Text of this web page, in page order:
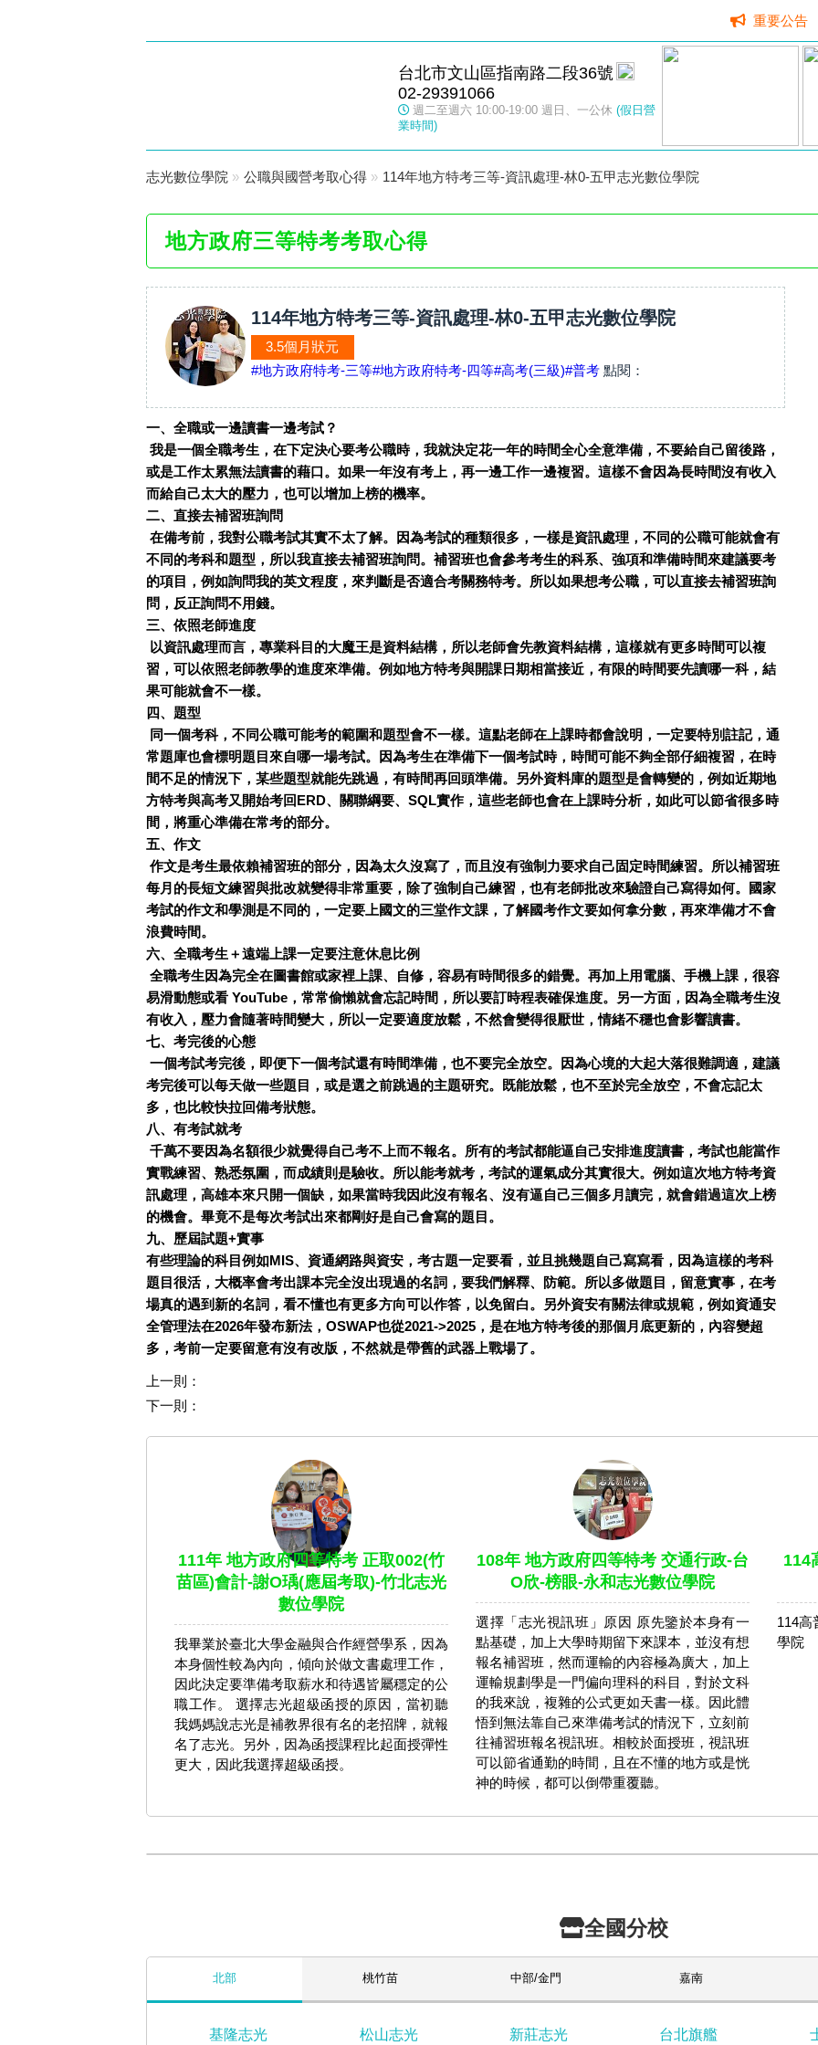
重要公告
台北市文山區指南路二段36號
02-29391066
週二至週六 10:00-19:00 週日、一公休 (假日營
業時間)
志光數位學院 » 公職與國營考取心得 » 114年地方特考三等-資訊處理-林0-五甲志光數位學院
地方政府三等特考考取心得
114年地方特考三等-資訊處理-林0-五甲志光數位學院
3.5個月狀元
#地方政府特考-三等#地方政府特考-四等#高考(三級)#普考 點閱：
一、全職或一邊讀書一邊考試？
我是一個全職考生，在下定決心要考公職時，我就決定花一年的時間全心全意準備，不要給自己留後路，
或是工作太累無法讀書的藉口。如果一年沒有考上，再一邊工作一邊複習。這樣不會因為長時間沒有收入
而給自己太大的壓力，也可以增加上榜的機率。
二、直接去補習班詢問
在備考前，我對公職考試其實不太了解。因為考試的種類很多，一樣是資訊處理，不同的公職可能就會有
不同的考科和題型，所以我直接去補習班詢問。補習班也會參考考生的科系、強項和準備時間來建議要考
的項目，例如詢問我的英文程度，來判斷是否適合考關務特考。所以如果想考公職，可以直接去補習班詢
問，反正詢問不用錢。
三、依照老師進度
以資訊處理而言，專業科目的大魔王是資料結構，所以老師會先教資料結構，這樣就有更多時間可以複
習，可以依照老師教學的進度來準備。例如地方特考與開課日期相當接近，有限的時間要先讀哪一科，結
果可能就會不一樣。
四、題型
同一個考科，不同公職可能考的範圍和題型會不一樣。這點老師在上課時都會說明，一定要特別註記，通
常題庫也會標明題目來自哪一場考試。因為考生在準備下一個考試時，時間可能不夠全部仔細複習，在時
間不足的情況下，某些題型就能先跳過，有時間再回頭準備。另外資料庫的題型是會轉變的，例如近期地
方特考與高考又開始考回ERD、關聯綱要、SQL實作，這些老師也會在上課時分析，如此可以節省很多時
間，將重心準備在常考的部分。
五、作文
作文是考生最依賴補習班的部分，因為太久沒寫了，而且沒有強制力要求自己固定時間練習。所以補習班
每月的長短文練習與批改就變得非常重要，除了強制自己練習，也有老師批改來驗證自己寫得如何。國家
考試的作文和學測是不同的，一定要上國文的三堂作文課，了解國考作文要如何拿分數，再來準備才不會
浪費時間。
六、全職考生＋遠端上課一定要注意休息比例
全職考生因為完全在圖書館或家裡上課、自修，容易有時間很多的錯覺。再加上用電腦、手機上課，很容
易滑動態或看 YouTube，常常偷懶就會忘記時間，所以要訂時程表確保進度。另一方面，因為全職考生沒
有收入，壓力會隨著時間變大，所以一定要適度放鬆，不然會變得很厭世，情緒不穩也會影響讀書。
七、考完後的心態
一個考試考完後，即便下一個考試還有時間準備，也不要完全放空。因為心境的大起大落很難調適，建議
考完後可以每天做一些題目，或是選之前跳過的主題研究。既能放鬆，也不至於完全放空，不會忘記太
多，也比較快拉回備考狀態。
八、有考試就考
千萬不要因為名額很少就覺得自己考不上而不報名。所有的考試都能逼自己安排進度讀書，考試也能當作
實戰練習、熟悉氛圍，而成績則是驗收。所以能考就考，考試的運氣成分其實很大。例如這次地方特考資
訊處理，高雄本來只開一個缺，如果當時我因此沒有報名、沒有逼自己三個多月讀完，就會錯過這次上榜
的機會。畢竟不是每次考試出來都剛好是自己會寫的題目。
九、歷屆試題+實事
有些理論的科目例如MIS、資通網路與資安，考古題一定要看，並且挑幾題自己寫寫看，因為這樣的考科
題目很活，大概率會考出課本完全沒出現過的名詞，要我們解釋、防範。所以多做題目，留意實事，在考
場真的遇到新的名詞，看不懂也有更多方向可以作答，以免留白。另外資安有關法律或規範，例如資通安
全管理法在2026年發布新法，OSWAP也從2021->2025，是在地方特考後的那個月底更新的，內容變超
多，考前一定要留意有沒有改版，不然就是帶舊的武器上戰場了。
上一則：
下一則：
111年 地方政府四等特考 正取002(竹
苗區)會計-謝O瑀(應屆考取)-竹北志光
數位學院
我畢業於臺北大學金融與合作經營學系，因為
本身個性較為內向，傾向於做文書處理工作，
因此決定要準備考取薪水和待遇皆屬穩定的公
職工作。 選擇志光超級函授的原因，當初聽
我媽媽說志光是補教界很有名的老招牌，就報
名了志光。另外，因為函授課程比起面授彈性
更大，因此我選擇超級函授。
108年 地方政府四等特考 交通行政-台
O欣-榜眼-永和志光數位學院
選擇「志光視訊班」原因 原先鑒於本身有一
點基礎，加上大學時期留下來課本，並沒有想
報名補習班，然而運輸的內容極為廣大，加上
運輸規劃學是一門偏向理科的科目，對於文科
的我來說，複雜的公式更如天書一樣。因此體
悟到無法靠自己來準備考試的情況下，立刻前
往補習班報名視訊班。相較於面授班，視訊班
可以節省通勤的時間，且在不懂的地方或是恍
神的時候，都可以倒帶重覆聽。
114
114高
學院
全國分校
北部 桃竹苗 中部/金門 嘉南
基隆志光 松山志光 新莊志光 台北旗艦